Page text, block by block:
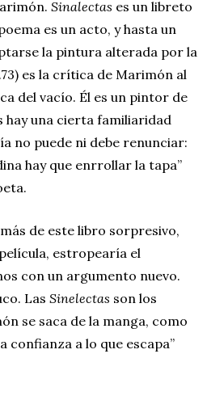
Sinalectas es un libreto
es un acto, y hasta un
la pintura alterada por la
es la crítica de Marimón al
del vacío. Él es un pintor de
hay una cierta familiaridad
no puede ni debe renunciar:
hay que enrrollar la tapa”
de este libro sorpresivo,
estropearía el
con un argumento nuevo.
Las Sinelectas son los
se saca de la manga, como
confianza a lo que escapa”